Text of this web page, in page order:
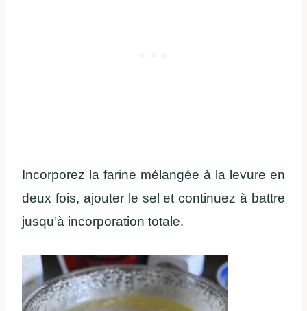
Incorporez la farine mélangée à la levure en
deux fois, ajouter le sel et continuez à battre
jusqu’à incorporation totale.